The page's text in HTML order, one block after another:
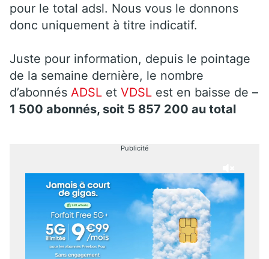
pour le total adsl. Nous vous le donnons
donc uniquement à titre indicatif.
Juste pour information, depuis le pointage
de la semaine dernière, le nombre
d’abonnés ADSL et VDSL est en baisse de –
1 500 abonnés, soit 5 857 200 au total
Publicité